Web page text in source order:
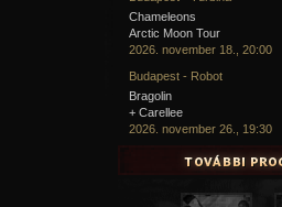
Chameleons
Arctic Moon Tour
2026. november 18., 20:00
Budapest - Robot
Bragolin
+ Carellee
2026. november 26., 19:30